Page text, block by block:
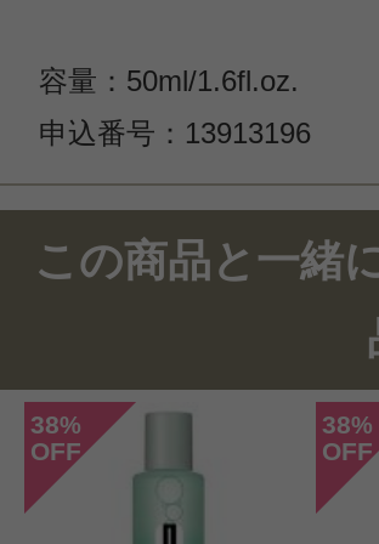
容量：50ml/1.6fl.oz.
申込番号：13913196
このコスメのレビ
この商品と一緒
38%
OFF
38%
OFF